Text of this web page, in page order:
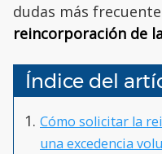
dudas más
reincorporación de
Índice del
Cómo solicitar la
una excedencia